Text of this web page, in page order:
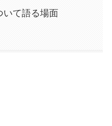
いて語る場面